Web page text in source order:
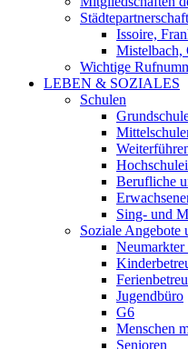
Issoire,
Mistelbach,
Wichtige
LEBEN & SOZIALES
Schulen
Berufliche
Sing- und
Soziale Angebote
Jugendbüro
G6
Menschen
Senioren